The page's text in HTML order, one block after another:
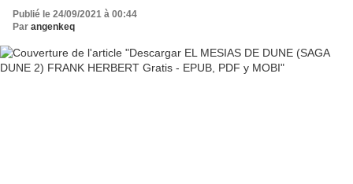
Publié le 24/09/2021 à 00:44
Par angenkeq